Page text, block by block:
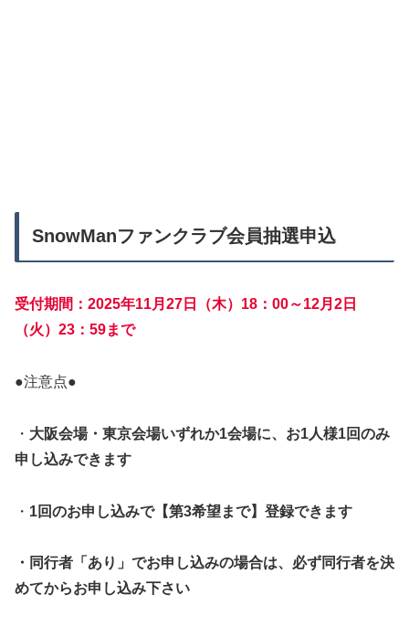
SnowManファンクラブ会員抽選申込
受付期間：2025年11月27日（木）18：00～12月2日
（火）23：59まで
●注意点●
・ 大阪会場・東京会場いずれか1会場に、お1人様1回のみ
申し込みできます
・ 1回のお申し込みで【第3希望まで】登録できます
・同行者「あり」でお申し込みの場合は、必ず同行者を決
めてからお申し込み下さい